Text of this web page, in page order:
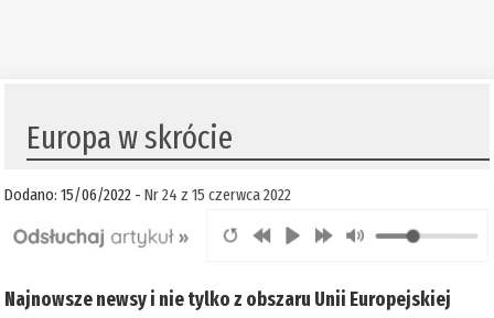
Europa w skrócie
Dodano: 15/06/2022 -Nr 24 z 15 czerwca 2022
Najnowsze newsy i nie tylko z obszaru Unii Europejskiej